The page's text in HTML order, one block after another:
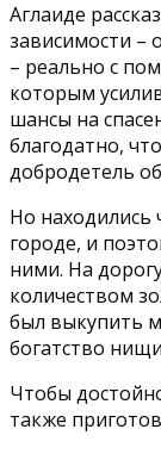
Аглаиде
зависимости –
– реально с
которым
шансы на
благодатно,
добродетель
Но находились
городе, и
ними. На
количеством
был выкупить
богатство
Чтобы
также